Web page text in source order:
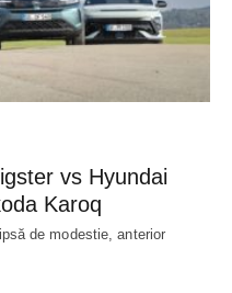
vs Hyundai
Karoq
de modestie, anterior